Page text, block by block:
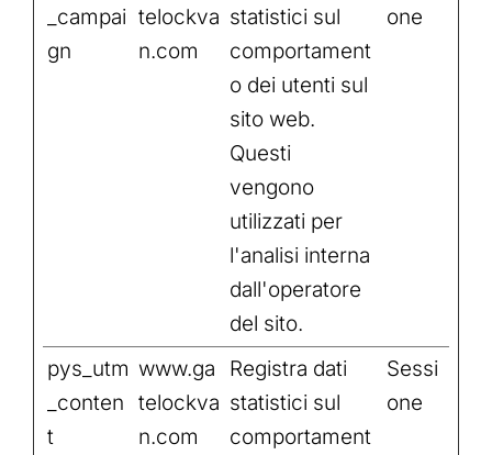
_campai
gn
telockva
n.com
statistici sul
comportament
o dei utenti sul
sito web.
Questi
vengono
utilizzati per
l'analisi interna
dall'operatore
del sito.
one
pys_utm
_conten
t
www.ga
telockva
n.com
Registra dati
statistici sul
comportament
Sessi
one